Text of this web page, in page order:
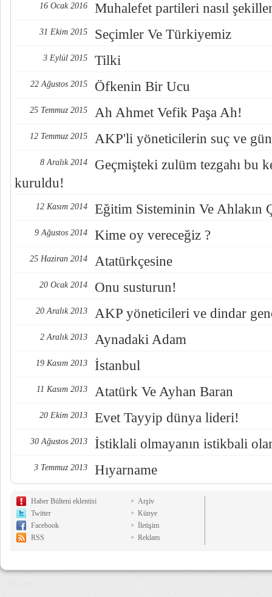
16 Ocak 2016 Muhalefet partileri nasıl
31 Ekim 2015 Seçimler Ve Türkiyemiz
3 Eylül 2015 Tilki
22 Ağustos 2015 Öfkenin Bir Ucu
25 Temmuz 2015 Ah Ahmet Vefik Paşa Ah!
12 Temmuz 2015 AKP'li yöneticilerin suç ve
8 Aralık 2014
Geçmişteki zulüm tezgahı bu
kuruldu!
12 Kasım 2014 Eğitim Sisteminin Ve Ahlakın
9 Ağustos 2014 Kime oy vereceğiz ?
25 Haziran 2014 Atatürkçesine
20 Ocak 2014 Onu susturun!
20 Aralık 2013 AKP yöneticileri ve dindar
2 Aralık 2013 Aynadaki Adam
19 Kasım 2013 İstanbul
11 Kasım 2013 Atatürk Ve Ayhan Baran
20 Ekim 2013 Evet Tayyip dünya lideri!
30 Ağustos 2013 İstiklali olmayanın istikbali
3 Temmuz 2013 Hıyarname
Haber Bülteni eklentisi
Twitter
Facebook
RSS
Arşiv
Künye
İletişim
Reklam